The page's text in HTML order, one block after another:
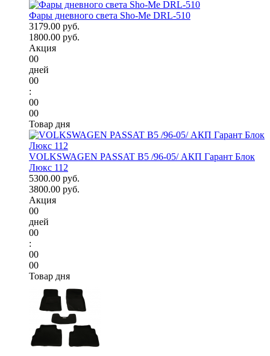
Фары дневного света Sho-Me DRL-510
3179.00 руб.
1800.00 руб.
Акция
00
дней
00
:
00
00
Товар дня
VOLKSWAGEN PASSAT B5 /96-05/ АКП Гарант Блок
Люкс 112
5300.00 руб.
3800.00 руб.
Акция
00
дней
00
:
00
00
Товар дня